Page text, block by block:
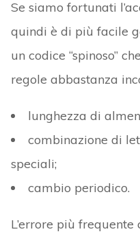
Se siamo fortunati
quindi è di più facile
un codice “spinoso”
regole abbastanza
lunghezza di
combinazione di
speciali;
cambio periodico.
L’errore più